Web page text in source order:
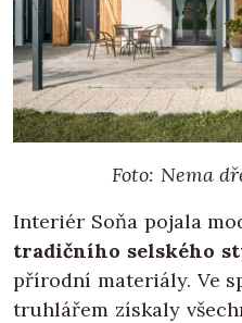
Foto: Nema
Interiér Soňa pojala
tradičního selského
přírodní materiály. Ve
truhlářem získaly